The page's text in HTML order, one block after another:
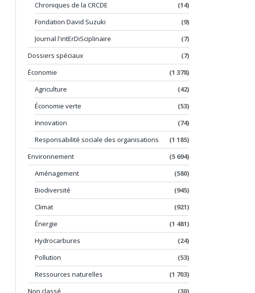
Chroniques de la CRCDE
(14)
Fondation David Suzuki
(9)
Journal l'intErDiSciplinaire
(7)
Dossiers spéciaux
(7)
Économie
(1 378)
Agriculture
(42)
Économie verte
(53)
Innovation
(74)
Responsabilité sociale des organisations
(1 185)
Environnement
(5 694)
Aménagement
(580)
Biodiversité
(945)
Climat
(921)
Énergie
(1 481)
Hydrocarbures
(24)
Pollution
(53)
Ressources naturelles
(1 703)
Non classé
(30)